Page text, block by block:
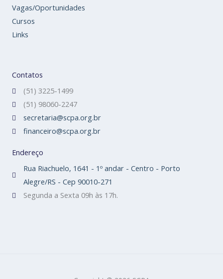
Vagas/Oportunidades
Cursos
Links
Contatos
(51) 3225-1499
(51) 98060-2247
secretaria@scpa.org.br
financeiro@scpa.org.br
Endereço
Rua Riachuelo, 1641 - 1º andar - Centro - Porto
Alegre/RS - Cep 90010-271
Segunda a Sexta 09h às 17h.